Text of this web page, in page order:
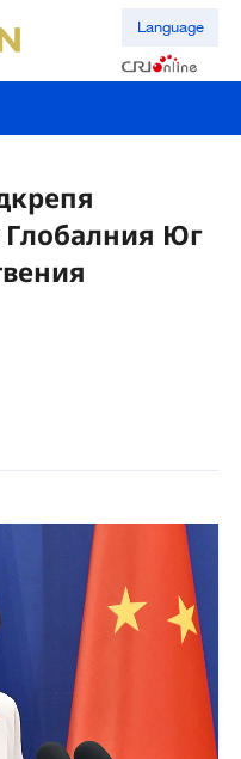
Language
Глобалния Юг